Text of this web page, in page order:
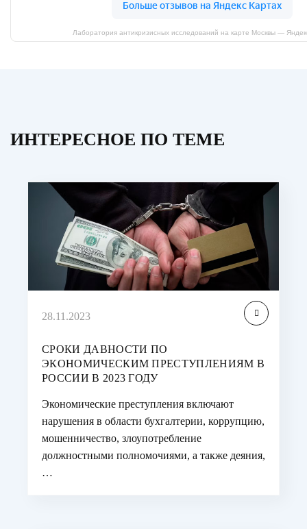
Лаборатория антикризисных исследований на карте Москвы —
ИНТЕРЕСНОЕ ПО ТЕМЕ
28.11.2023
СРОКИ ДАВНОСТИ ПО
ЭКОНОМИЧЕСКИМ ПРЕСТУПЛЕНИЯМ В
РОССИИ В 2023 ГОДУ
Экономические преступления включают
нарушения в области бухгалтерии, коррупцию,
мошенничество, злоупотребление
должностными полномочиями, а также деяния,
…